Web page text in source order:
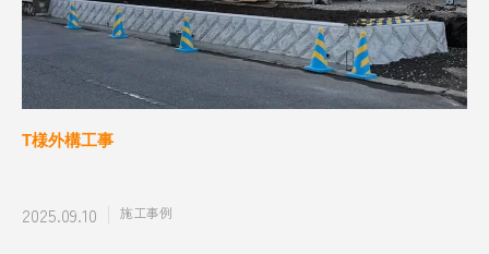
T様外構工事
2025.09.10 施工事例